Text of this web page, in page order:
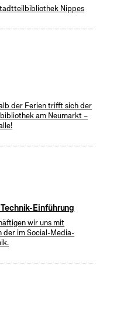
Nippes
der Ferien trifft sich der
am Neumarkt –
Einführung
wir uns mit
der im Social-Media-